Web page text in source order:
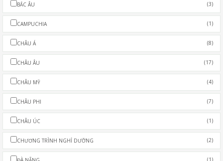
BẮC ÂU (3)
CAMPUCHIA (1)
CHÂU Á (8)
CHÂU ÂU (17)
CHÂU MỸ (4)
CHÂU PHI (7)
CHÂU ÚC (1)
CHƯƠNG TRÌNH NGHỈ DƯỠNG (2)
(1)